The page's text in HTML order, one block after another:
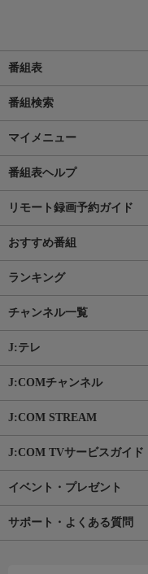
番組表
番組検索
マイメニュー
番組表ヘルプ
リモート録画予約ガイド
おすすめ番組
ランキング
チャンネル一覧
J:テレ
J:COMチャンネル
J:COM STREAM
J:COM TVサービスガイド
イベント・プレゼント
サポート・よくある質問